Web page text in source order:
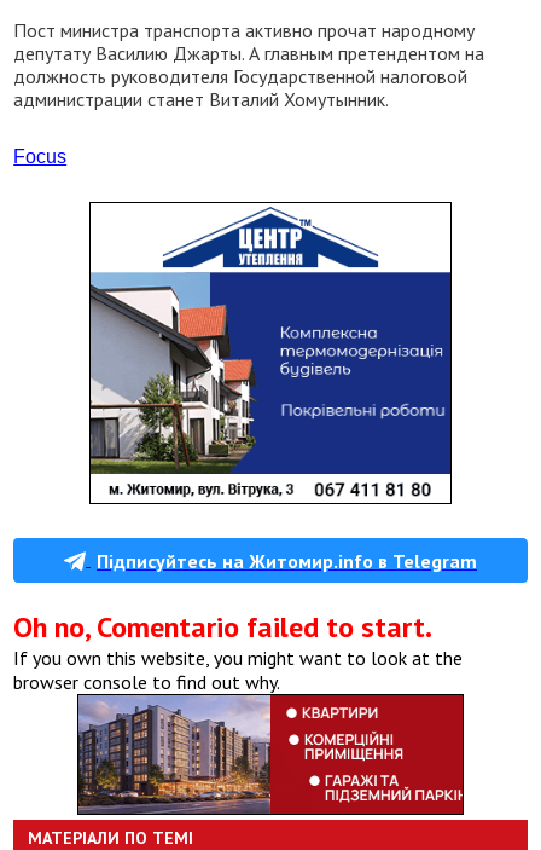
Пост министра транспорта активно прочат народному
депутату Василию Джарты. А главным претендентом на
должность руководителя Государственной налоговой
администрации станет Виталий Хомутынник.
Focus
Підписуйтесь на Житомир.info в Telegram
Oh no, Comentario failed to start.
If you own this website, you might want to look at the
browser console to find out why.
МАТЕРІАЛИ ПО ТЕМІ